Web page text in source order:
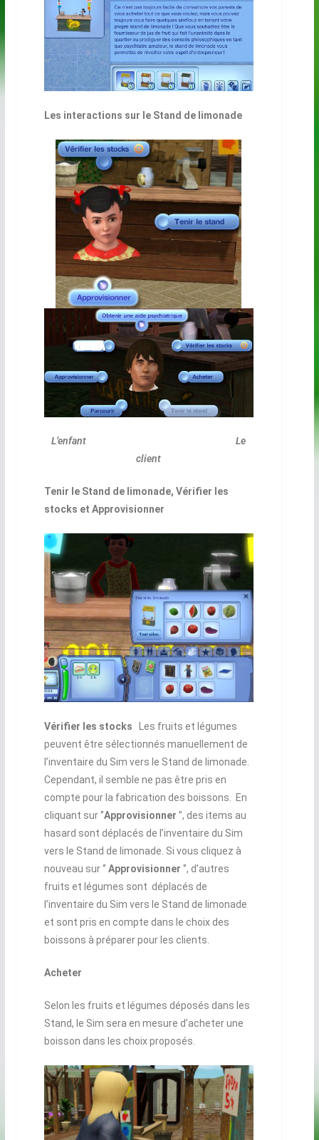
Les interactions sur le Stand de limonade
L’enfant Le
client
Tenir le Stand de limonade, Vérifier les
stocks et Approvisionner
Vérifier les stocks Les fruits et légumes
peuvent être sélectionnés manuellement de
l’inventaire du Sim vers le Stand de limonade.
Cependant, il semble ne pas être pris en
compte pour la fabrication des boissons. En
cliquant sur ‘’Approvisionner ’’, des items au
hasard sont déplacés de l’inventaire du Sim
vers le Stand de limonade. Si vous cliquez à
nouveau sur ‘’ Approvisionner ‘’, d’autres
fruits et légumes sont déplacés de
l’inventaire du Sim vers le Stand de limonade
et sont pris en compte dans le choix des
boissons à préparer pour les clients.
Acheter
Selon les fruits et légumes déposés dans les
Stand, le Sim sera en mesure d’acheter une
boisson dans les choix proposés.